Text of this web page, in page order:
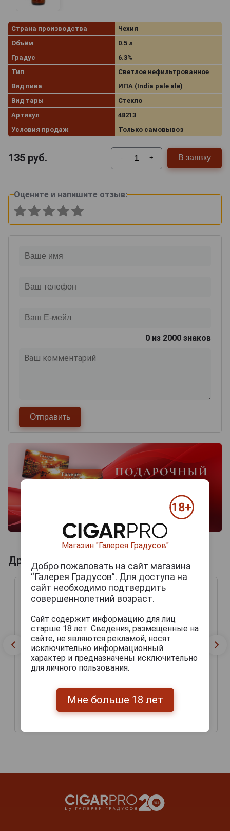
Страна производства
Чехия
Объём
0.5 л
Градус
6.3%
Тип
Светлое нефильтрованное
Вид пива
ИПА (India pale ale)
Вид тары
Стекло
Артикул
48213
Условия продаж
Только самовывоз
135 руб. - + В заявку
Оцените и напишите отзыв:
0 из 2000 знаков
Другие продукты бренда REBEL
Чешское пиво Пиво
Ребел Оригинал
Премиум светлое
Rebel Cerny Чешское
пиво Ребел Черный
темное
Магазин "Галерея Градусов"
Добро пожаловать на сайт магазина
“Галерея Градусов”. Для доступа на
сайт необходимо подтвердить
совершеннолетний возраст.
Сайт содержит информацию для лиц
старше 18 лет. Сведения, размещенные на
сайте, не являются рекламой, носят
исключительно информационный
характер и предназначены исключительно
для личного пользования.
Мне больше 18 лет